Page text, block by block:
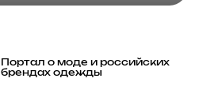
Портал о моде и российских
брендах одежды